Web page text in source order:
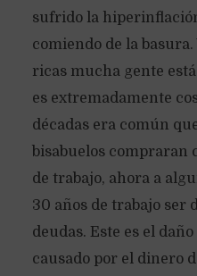
sufrido la
comiendo de la
ricas mucha gente
es extremadamente
décadas era común
bisabuelos compraran
de trabajo, ahora a
30 años de trabajo ser
deudas. Este es el
causado por el dinero